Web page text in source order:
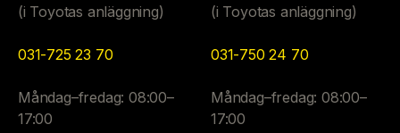
(i Toyotas anläggning)
031-725 23 70
Måndag–fredag: 08:00–
17:00
(i Toyotas anläggning)
031-750 24 70
Måndag–fredag: 08:00–
17:00